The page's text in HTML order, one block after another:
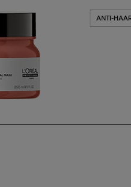
ANTI-